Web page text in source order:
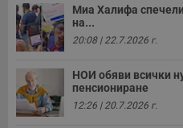
Миа Халифа
на...
20:08 | 22.7.2026 г.
НОИ обяви всички
пенсиониране
12:26 | 20.7.2026 г.